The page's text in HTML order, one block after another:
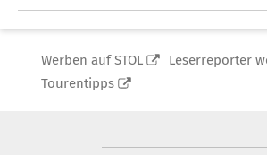
Werben auf STOL
Leserreporter
Tourentipps